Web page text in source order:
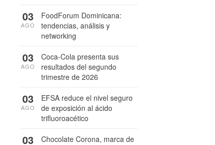
FoodForum Dominicana:
tendencias, análisis y
networking
03
AGO
Coca-Cola presenta sus
resultados del segundo
trimestre de 2026
03
AGO
EFSA reduce el nivel seguro
de exposición al ácido
trifluoroacético
03
AGO
Chocolate Corona, marca de
03